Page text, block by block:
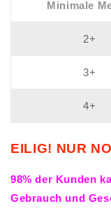
Minimale
2+
3+
4+
EILIG! NUR
98% der Kunden
Gebrauch und